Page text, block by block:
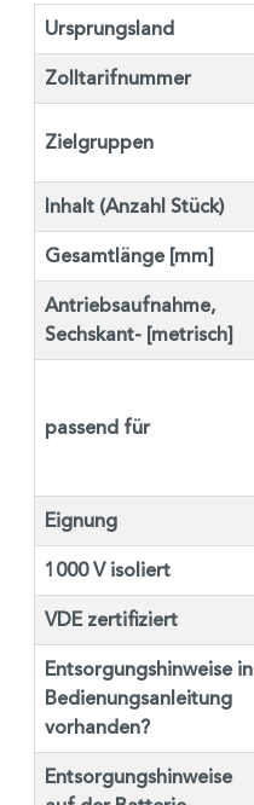
Ursprungsland
Zolltarifnummer
Zielgruppen
Inhalt (Anzahl Stück)
Gesamtlänge [mm]
Antriebsaufnahme,
Sechskant- [metrisch]
passend für
Eignung
1000 V isoliert
VDE zertifiziert
Entsorgungshinweise in
Bedienungsanleitung
vorhanden?
Entsorgungshinweise